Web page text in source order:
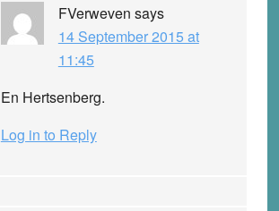
FVerweven says
14 September 2015 at
11:45
En Hertsenberg.
Log in to Reply